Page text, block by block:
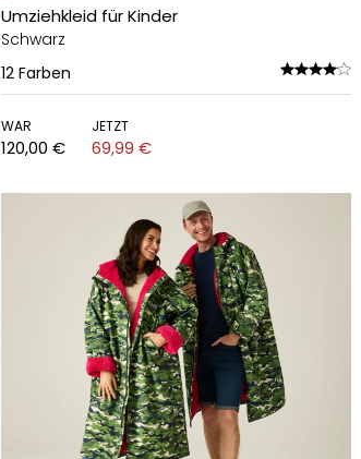
Umziehkleid für Kinder
Schwarz
12 Farben
WAR
120,00 €
JETZT
69,99 €